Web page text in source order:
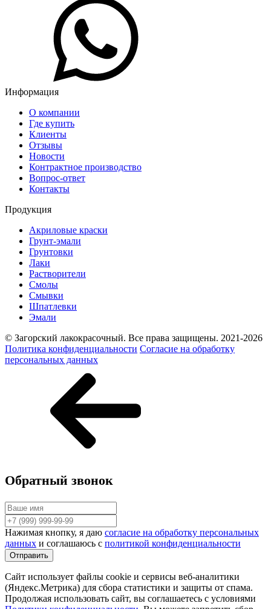
Информация
О компании
Где купить
Клиенты
Отзывы
Новости
Контрактное производство
Вопрос-ответ
Контакты
Продукция
Акриловые краски
Грунт-эмали
Грунтовки
Лаки
Растворители
Смолы
Смывки
Шпатлевки
Эмали
© Загорский лакокрасочный. Все права защищены. 2021-2026
Политика конфиденциальности Согласие на обработку
персональных данных
Обратный звонок
Нажимая кнопку, я даю согласие на обработку персональных
данных и соглашаюсь с политикой конфиденциальности
Сайт использует файлы cookie и сервисы веб-аналитики
(Яндекс.Метрика) для сбора статистики и защиты от спама.
Продолжая использовать сайт, вы соглашаетесь с условиями